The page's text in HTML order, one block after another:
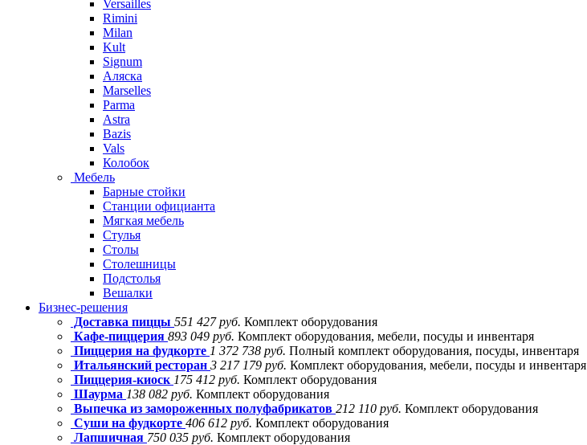
Versailles
Rimini
Milan
Kult
Signum
Аляска
Marselles
Parma
Astra
Bazis
Vals
Колобок
Мебель
Барные стойки
Станции официанта
Мягкая мебель
Стулья
Столы
Столешницы
Подстолья
Вешалки
Бизнес-решения
Доставка пиццы 551 427 руб. Комплект оборудования
Кафе-пиццерия 893 049 руб. Комплект оборудования, мебели, посуды и инвентаря
Пиццерия на фудкорте 1 372 738 руб. Полный комплект оборудования, посуды, инвентаря
Итальянский ресторан 3 217 179 руб. Комплект оборудования, мебели, посуды и инвентаря
Пиццерия-киоск 175 412 руб. Комплект оборудования
Шаурма 138 082 руб. Комплект оборудования
Выпечка из замороженных полуфабрикатов 212 110 руб. Комплект оборудования
Суши на фудкорте 406 612 руб. Комплект оборудования
Лапшичная 750 035 руб. Комплект оборудования